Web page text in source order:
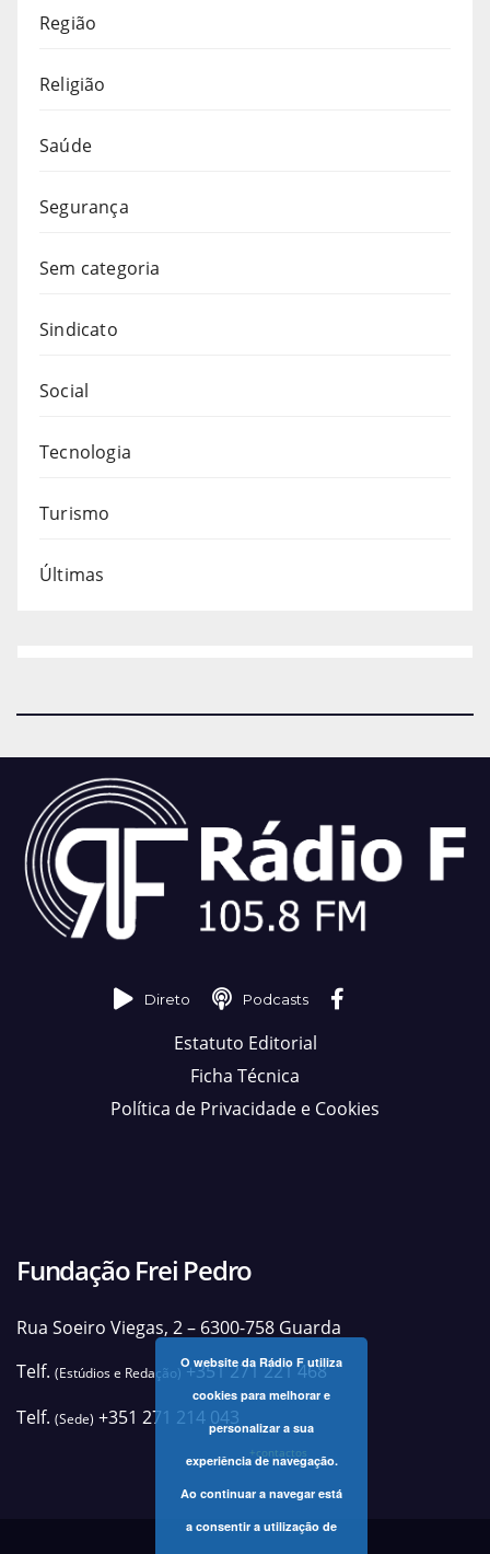
Região
Religião
Saúde
Segurança
Sem categoria
Sindicato
Social
Tecnologia
Turismo
Últimas
Direto Podcasts
Estatuto Editorial
Ficha Técnica
Política de Privacidade e Cookies
Fundação Frei Pedro
Rua Soeiro Viegas, 2 – 6300-758 Guarda
Telf. (Estúdios e Redação)+351 271 221 468
Telf. (Sede) +351 271 214 043
+contactos
O website da Rádio F utiliza
cookies para melhorar e
personalizar a sua
experiência de navegação.
Ao continuar a navegar está
a consentir a utilização de